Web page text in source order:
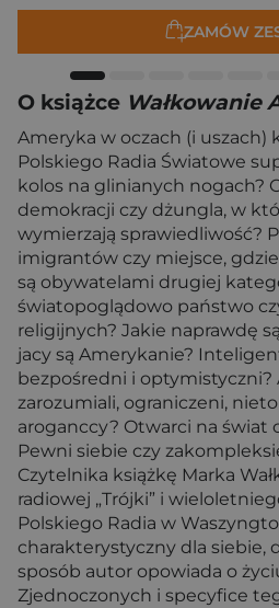
ZAMÓW
O książce Wałkowanie
Ameryka w oczach (i uszach)
Polskiego Radia Światowe
kolos na glinianych nogach?
demokracji czy dżungla, w
wymierzają sprawiedliwość?
imigrantów czy miejsce,
są obywatelami drugiej
światopoglądowo państwo
religijnych? Jakie naprawdę
jacy są Amerykanie?
bezpośredni i optymistyczni?
zarozumiali, ograniczeni,
aroganccy? Otwarci na świat
Pewni siebie czy
Czytelnika książkę Marka
radiowej „Trójki” i
Polskiego Radia w
charakterystyczny dla siebie,
sposób autor opowiada o
Zjednoczonych i specyfice